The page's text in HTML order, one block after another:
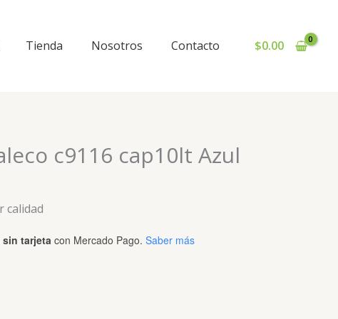
Tienda Nosotros Contacto $0.00
c9116 cap10lt Azul
calidad
sin tarjetacon Mercado Pago. Saber más